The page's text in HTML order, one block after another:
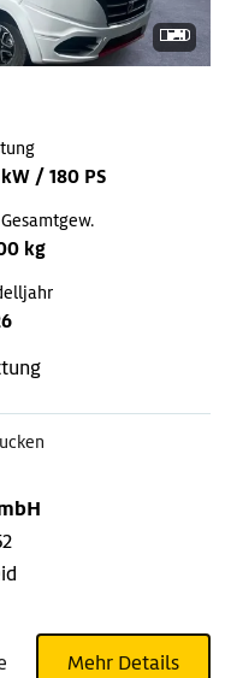
kW / 180 PS
kg
Mehr Details